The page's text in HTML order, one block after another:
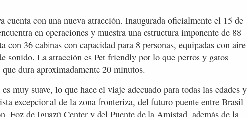
cuenta con una nueva atracción. Inaugurada oficialmente el 15 de
en operaciones y muestra una estructura imponente de 88
con 36 cabinas con capacidad para 8 personas, equipadas con aire
sonido. La atracción es Pet friendly por lo que perros y gatos
dura aproximadamente 20 minutos.
muy suave, lo que hace el viaje adecuado para todas las edades y
excepcional de la zona fronteriza, del futuro puente entre Brasil
Foz de Iguazú Center y del Puente de la Amistad, además de la